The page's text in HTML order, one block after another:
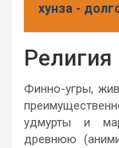
хунза -
Финно-угры,
удмурты и
древнюю